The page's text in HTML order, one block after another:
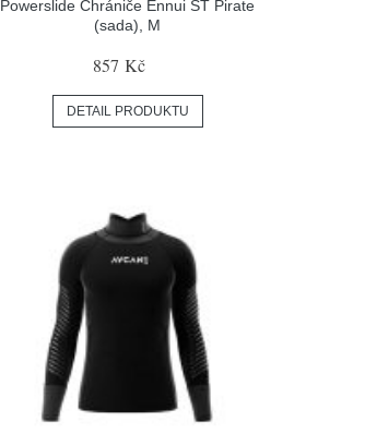
Powerslide Chrániče Ennui ST Pirate
(sada), M
857 Kč
DETAIL PRODUKTU